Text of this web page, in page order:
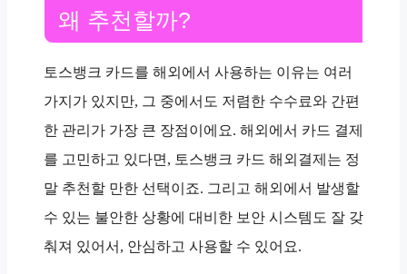
왜 추천할까?
토스뱅크 카드를 해외에서 사용하는 이유는 여러
가지가 있지만, 그 중에서도 저렴한 수수료와 간편
한 관리가 가장 큰 장점이에요. 해외에서 카드 결제
를 고민하고 있다면, 토스뱅크 카드 해외결제는 정
말 추천할 만한 선택이죠. 그리고 해외에서 발생할
수 있는 불안한 상황에 대비한 보안 시스템도 잘 갖
춰져 있어서, 안심하고 사용할 수 있어요.